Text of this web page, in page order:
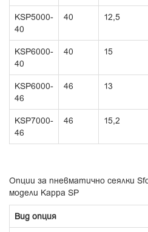
KSP5000-
40
40 12,5
KSP6000-
40
40 15
KSP6000-
46
46 13
KSP7000-
46
46 15,2
Опции за пневматично сеялки
модели Kappa SP
Вид опция